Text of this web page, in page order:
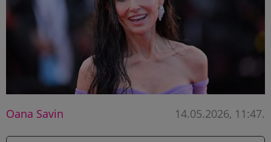
Oana Savin 14.05.2026, 11:47.